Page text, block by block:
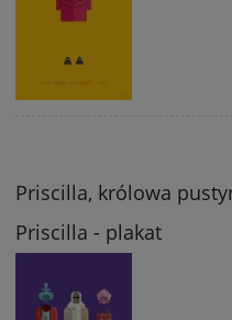
Priscilla, królowa
Priscilla - plakat